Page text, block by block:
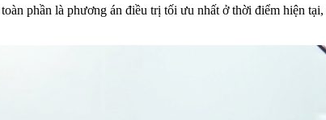
phần là phương án điều trị tối ưu nhất ở thời điểm hiện